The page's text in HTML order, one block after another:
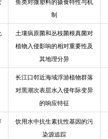
鱼类对微塑料的摄食特性与机
制
土壤病原菌和丛枝菌根真菌对
植物入侵影响的相对重要性及
其地理分异
长江口邻近海域浮游植物群落
对黑潮次表层水入侵年际变异
的响应特征
饮用水中抗生素抗性基因的污
染源追踪